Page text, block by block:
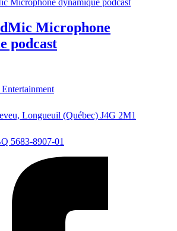
Microphone
podcast
Longueuil (Québec) J4G 2M1
5683-8907-01